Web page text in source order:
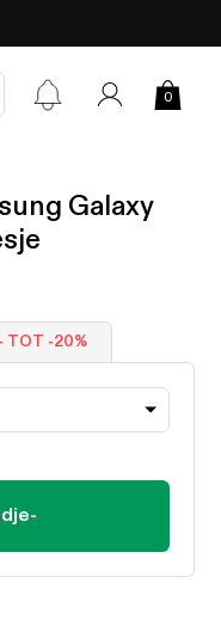
0
Galaxy
TOT -20%
-